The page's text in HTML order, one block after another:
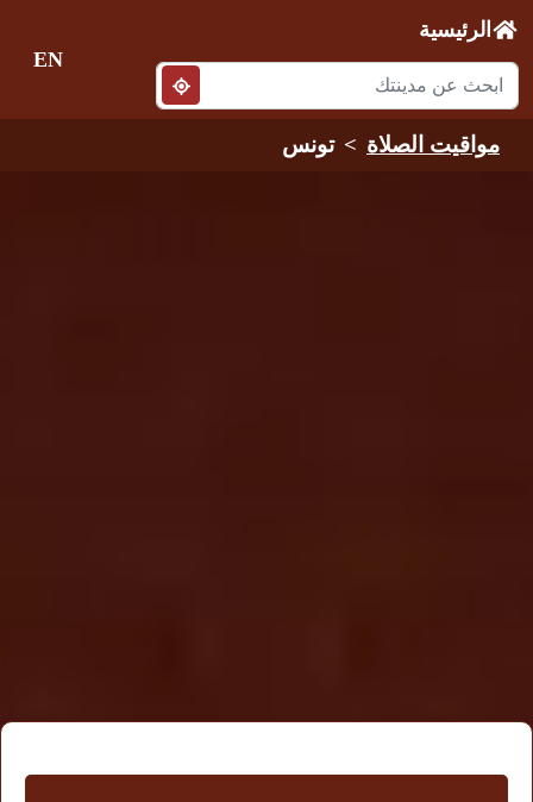
الرئيسية
EN
مواقيت الصلاة تونس